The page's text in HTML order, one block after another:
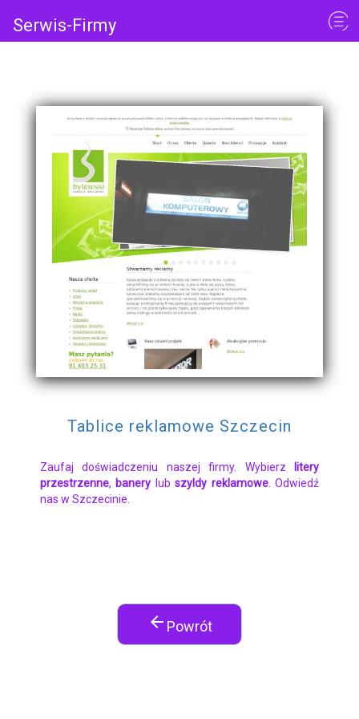
Serwis-Firmy
Tablice reklamowe Szczecin
Zaufaj doświadczeniu naszej firmy. Wybierz
litery
przestrzenne, banery lubszyldy reklamowe. Odwiedź
nas w Szczecinie.
arrow_back Powrót